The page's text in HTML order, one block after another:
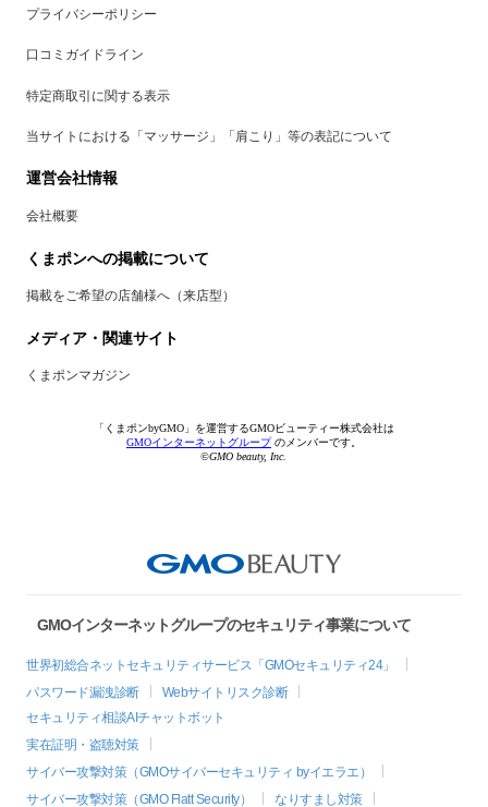
プライバシーポリシー
口コミガイドライン
特定商取引に関する表示
当サイトにおける「マッサージ」「肩こり」等の表記について
運営会社情報
会社概要
くまポンへの掲載について
掲載をご希望の店舗様へ（来店型）
メディア・関連サイト
くまポンマガジン
「くまポンbyGMO」を運営するGMOビューティー株式会社は
GMOインターネットグループのメンバーです。
©GMO beauty, Inc.
GMOインターネットグループのセキュリティ事業について
世界初総合ネットセキュリティサービス「GMOセキュリティ24」
パスワード漏洩診断
Webサイトリスク診断
セキュリティ相談AIチャットボット
実在証明・盗聴対策
サイバー攻撃対策（GMOサイバーセキュリティ byイエラエ）
サイバー攻撃対策（GMO Flatt Security）
なりすまし対策